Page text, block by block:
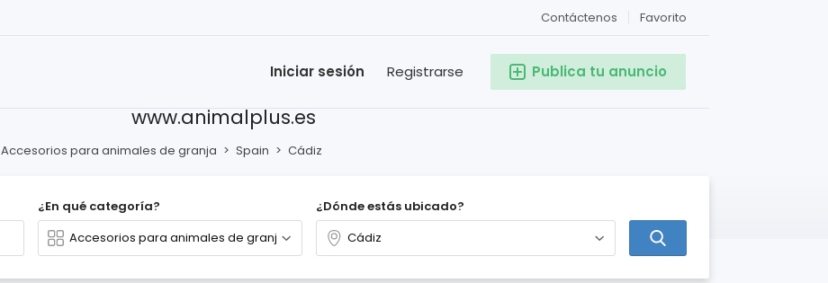
Favorito
Contáctenos
Publica tu anuncio
Registrarse
Iniciar sesión
www.animalplus.es
Accesorios para animales de granja > Spain > Cádiz
¿En qué categoría? ¿Dónde estás ubicado?